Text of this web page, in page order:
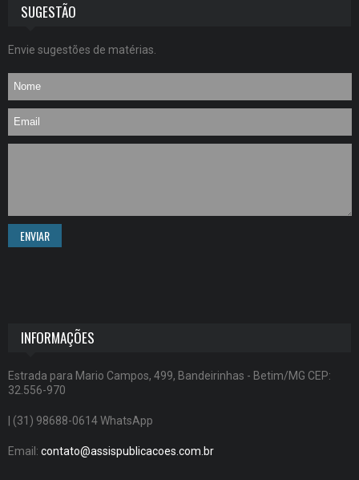
SUGESTÃO
Envie sugestões de matérias.
ENVIAR
INFORMAÇÕES
Estrada para Mario Campos, 499, Bandeirinhas - Betim/MG CEP:
32.556-970
| (31) 98688-0614 WhatsApp
Email: contato@assispublicacoes.com.br